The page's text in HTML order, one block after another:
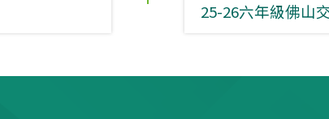
25-26六年級佛山